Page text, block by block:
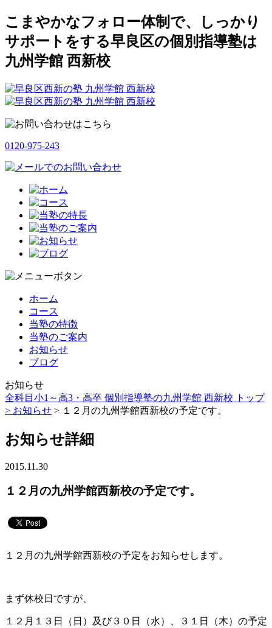
こまやかなフォロー体制で、しっかり
サポートをする早良区の個別指導塾は
九州学館 西新校
0120-975-243
ホーム
コース
当塾の特徴
当塾のご案内
お知らせ
ブログ
お知らせ
全科目小1～高3・高卒 個別指導塾の九州学館 西新校 トップ
> お知らせ > １２月の九州学館西新校の予定です。
お知らせ詳細
2015.11.30
１２月の九州学館西新校の予定です。
１２月の九州学館西新校の予定をお知らせします。
まず休校日ですが、
１２月１３日（日）及び３０日（水）、３１日（木）の予定